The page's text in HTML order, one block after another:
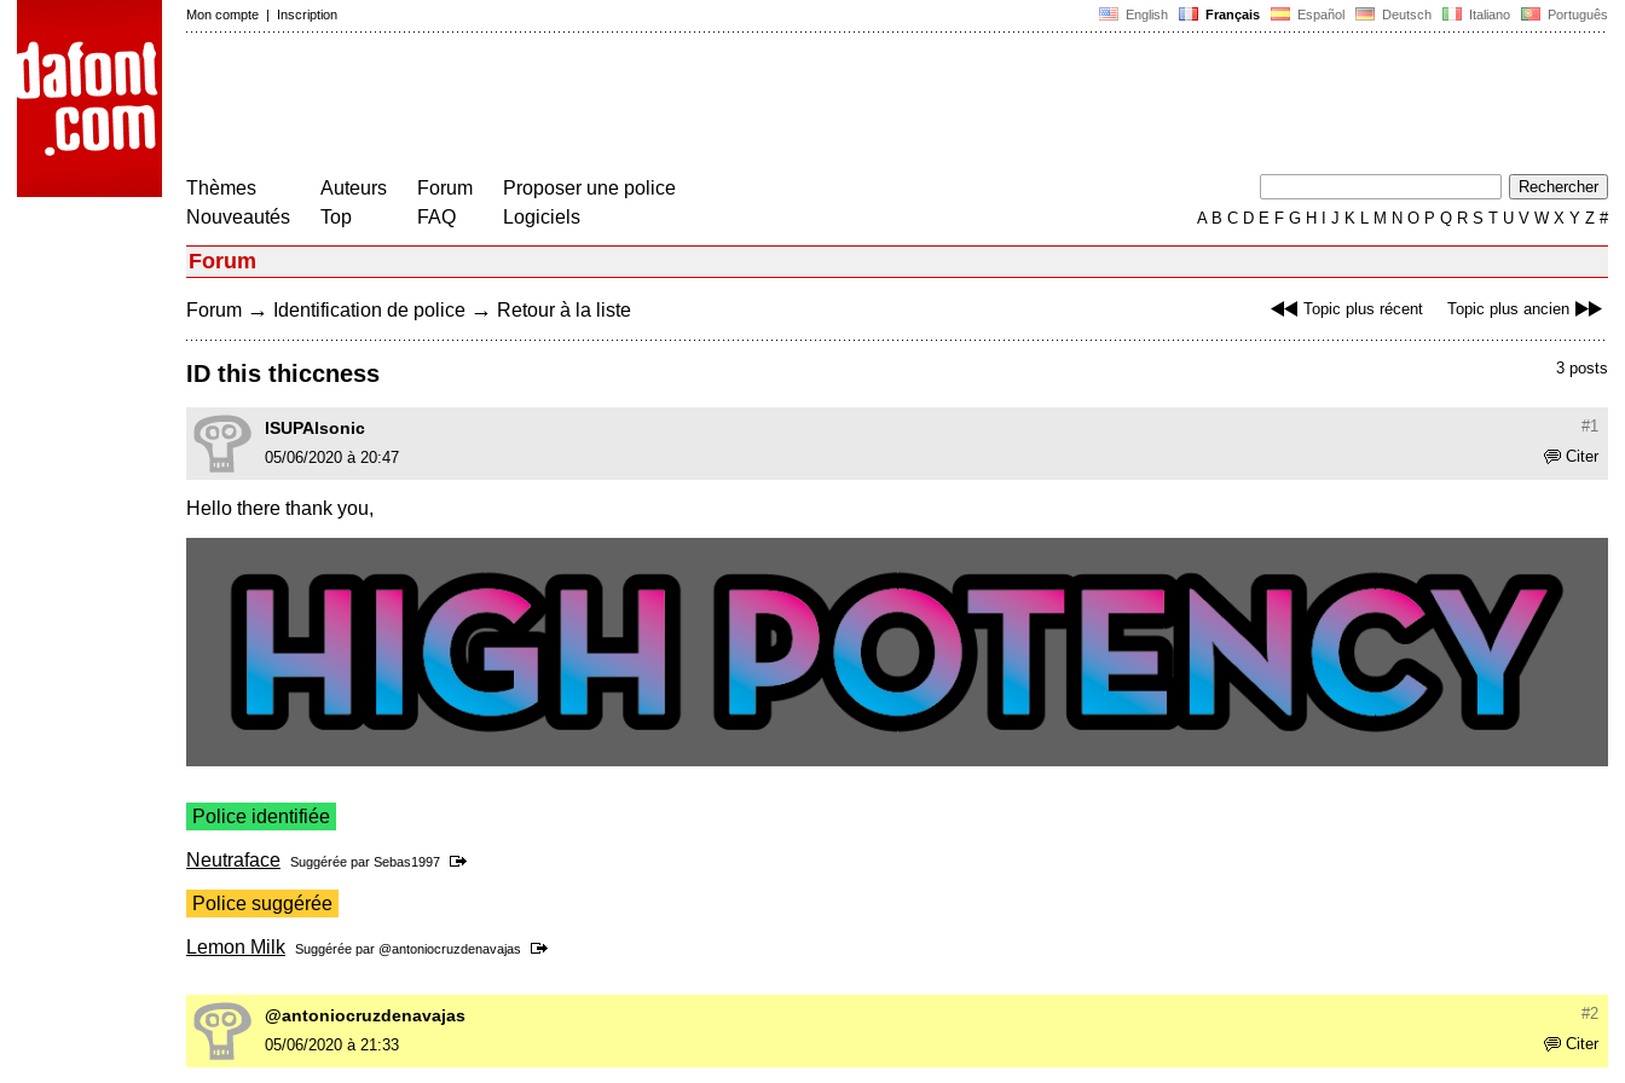
English Français Español Deutsch Italiano Português
Mon compte | Inscription
Thèmes
Nouveautés
Auteurs
Top
Forum
FAQ
Proposer une police
Logiciels
AB C D E F G H J K L M N O P Q R S T U V W X Y Z #
Forum
Topic plus récent Topic plus ancien
Forum → Identification de police → Retour à la liste
3 posts
ID this thiccness
#1
lSUPAlsonic
Citer
05/06/2020 à 20:47
Hello there thank you,
Police identifiée
Neutraface Suggérée par Sebas1997
Police suggérée
Lemon Milk Suggérée par @antoniocruzdenavajas
#2
@antoniocruzdenavajas
Citer
05/06/2020 à 21:33